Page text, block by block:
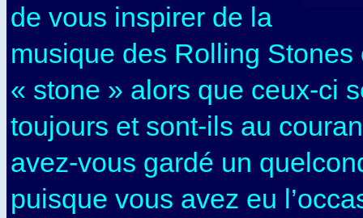
de vous inspirer de la
musique des Rolling Stones
« stone » alors que ceux-ci
toujours et sont-ils au
avez-vous gardé un
puisque vous avez eu